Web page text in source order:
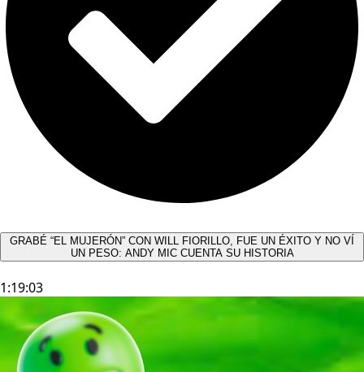
GRABÉ “EL MUJERÓN” CON WILL FIORILLO, FUE UN ÉXITO Y NO VÍ
UN PESO: ANDY MIC CUENTA SU HISTORIA
1:19:03